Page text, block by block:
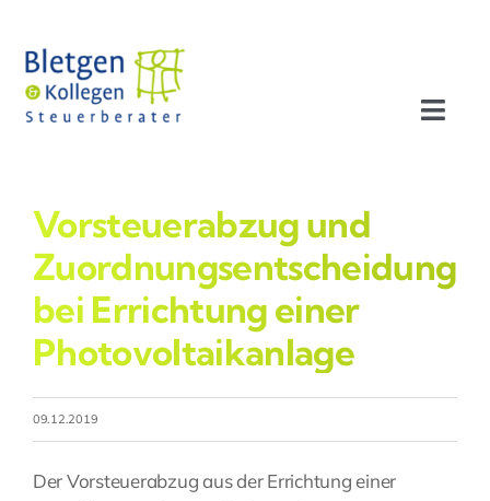
Inhalt
springen
Profil
Leistungen
Vorsteuerabzug und
Zuordnungsentscheidung
bei Errichtung einer
Photovoltaikanlage
09.12.2019
Der Vorsteuerabzug aus der Errichtung einer